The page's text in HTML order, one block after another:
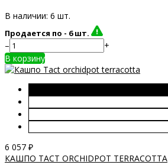
В наличии: 6 шт.
Продается по - 6 шт.
–
+
В корзину
6 057 ₽
КАШПО TACT ORCHIDPOT TERRACOTTA